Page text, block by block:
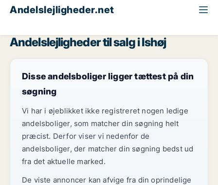
Andelslejligheder.net
Andelslejligheder til salg i Ishøj
Disse andelsboliger ligger tættest på din
søgning
Vi har i øjeblikket ikke registreret nogen ledige
andelsboliger, som matcher din søgning helt
præcist. Derfor viser vi nedenfor de
andelsboliger, der matcher din søgning bedst ud
fra det aktuelle marked.
De viste annoncer kan afvige fra din oprindelige